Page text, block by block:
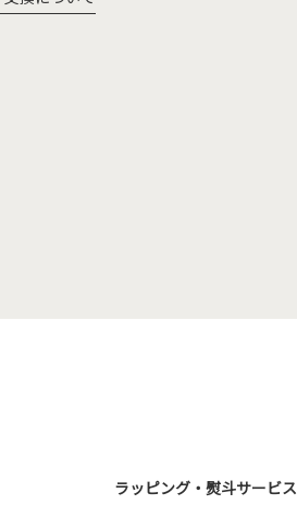
ラッピング・熨斗サービス